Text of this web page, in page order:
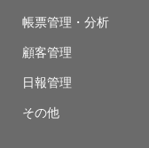
帳票管理・分析
顧客管理
日報管理
その他